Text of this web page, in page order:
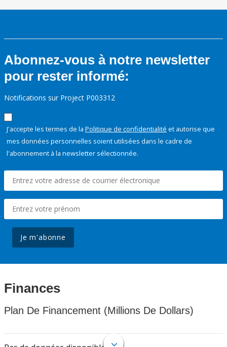
Abonnez-vous à notre newsletter
pour rester informé:
Notifications sur Project P003312
J'accepte les termes de la Politique de confidentialité et autorise que
mes données personnelles soient utilisées dans le cadre de
l'abonnement à la newsletter sélectionnée.
Je m'abonne
Finances
Plan De Financement (Millions De Dollars)